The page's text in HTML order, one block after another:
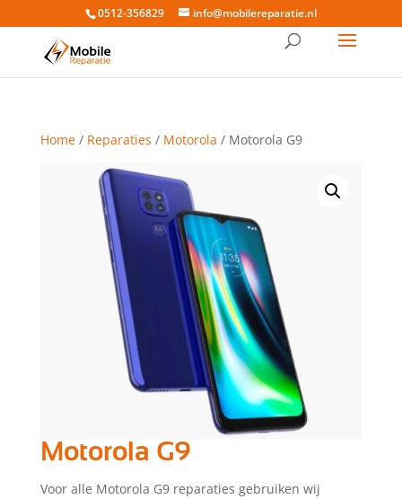
0512-356829 info@mobilereparatie.nl
Home/ Reparaties / Motorola / Motorola G9
Motorola G9
Voor alle Motorola G9 reparaties gebruiken wij